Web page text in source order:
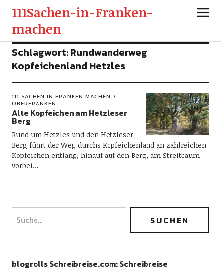
111Sachen-in-Franken-
machen
Schlagwort:Rundwanderweg
Kopfeichenland Hetzles
111 SACHEN IN FRANKEN MACHEN
OBERFRANKEN
Alte Kopfeichen am Hetzleser
Berg
Rund um Hetzles und den Hetzleser
Berg führt der Weg durchs Kopfeichenland an zahlreichen
Kopfeichen entlang, hinauf auf den Berg, am Streitbaum
vorbei…
blogrolls Schreibreise.com: Schreibreise